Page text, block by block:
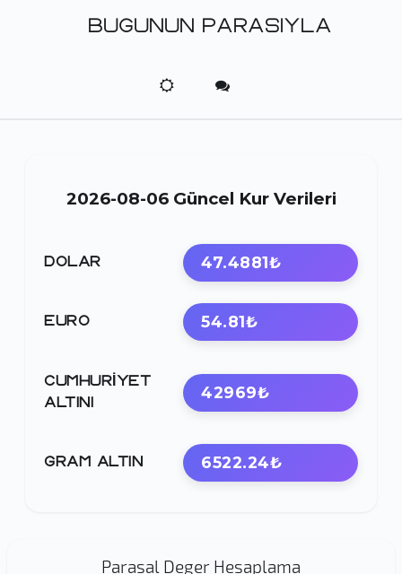
BUGUNUN PARASIYLA
2026-08-06 Güncel Kur Verileri
DOLAR 47.4881₺
EURO 54.81₺
CUMHURIYET
ALTINI
42969₺
GRAM ALTIN 6522.24₺
Parasal Deger Hesaplama